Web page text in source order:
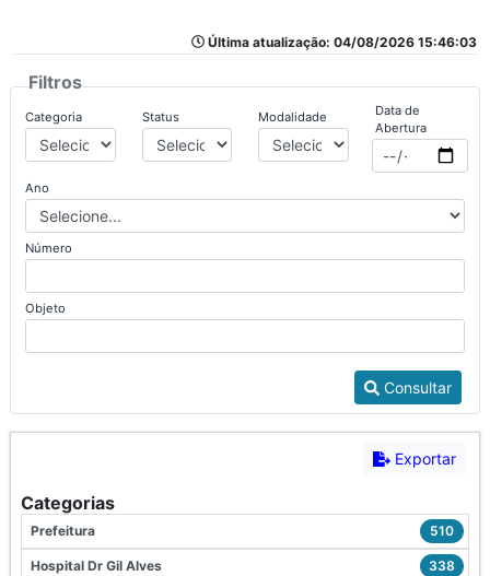
Última atualização: 04/08/2026 15:46:03
Filtros
Categoria Status Modalidade
Data de
Abertura
Ano
Número
Objeto
Consultar
Exportar
Categorias
Prefeitura 510
Hospital Dr Gil Alves 338